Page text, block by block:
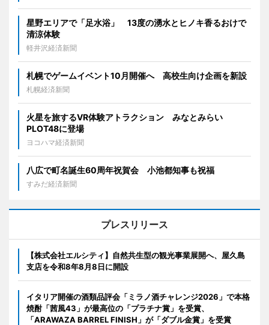
星野エリアで「足水浴」 13度の湧水とヒノキ香るおけで
清涼体験
軽井沢経済新聞
札幌でゲームイベント10月開催へ 高校生向け企画を新設
札幌経済新聞
火星を旅するVR体験アトラクション みなとみらい
PLOT48に登場
ヨコハマ経済新聞
八広で町名誕生60周年祝賀会 小池都知事も祝福
すみだ経済新聞
プレスリリース
【株式会社エルシティ】自然共生型の観光事業展開へ、屋久島
支店を令和8年8月8日に開設
イタリア開催の酒類品評会「ミラノ酒チャレンジ2026」で本格
焼酎「茜風43」が最高位の「プラチナ賞」を受賞、
「ARAWAZA BARREL FINISH」が「ダブル金賞」を受賞